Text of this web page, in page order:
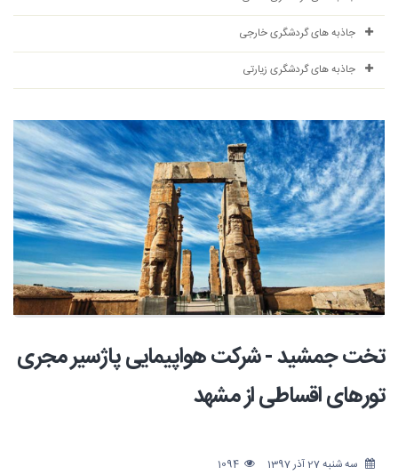
جاذبه های گردشگری خارجی
جاذبه های گردشگری زیارتی
تخت جمشید - شرکت هواپیمایی پاژسیر مجری
تورهای اقساطی از مشهد
سه شنبه 27 آذر 1397